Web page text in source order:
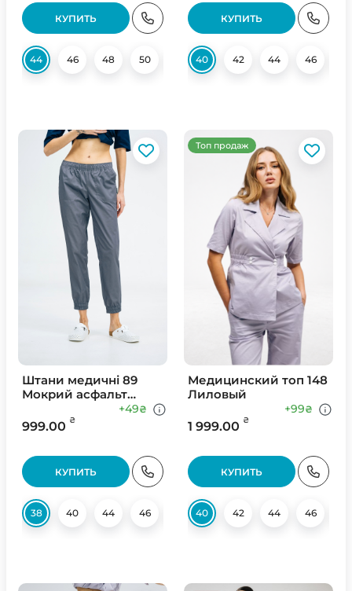
КУПИТЬ
44 46 48 50 54
КУПИТЬ
40 42 44 46
Штани медичні 89
Мокрий асфальт
999.00 ₴
+49₴
КУПИТЬ
38 40 44 46 50
Топ продаж
Медицинский топ 148
Лиловый
1 999.00 ₴
+99₴
КУПИТЬ
40 42 44 46